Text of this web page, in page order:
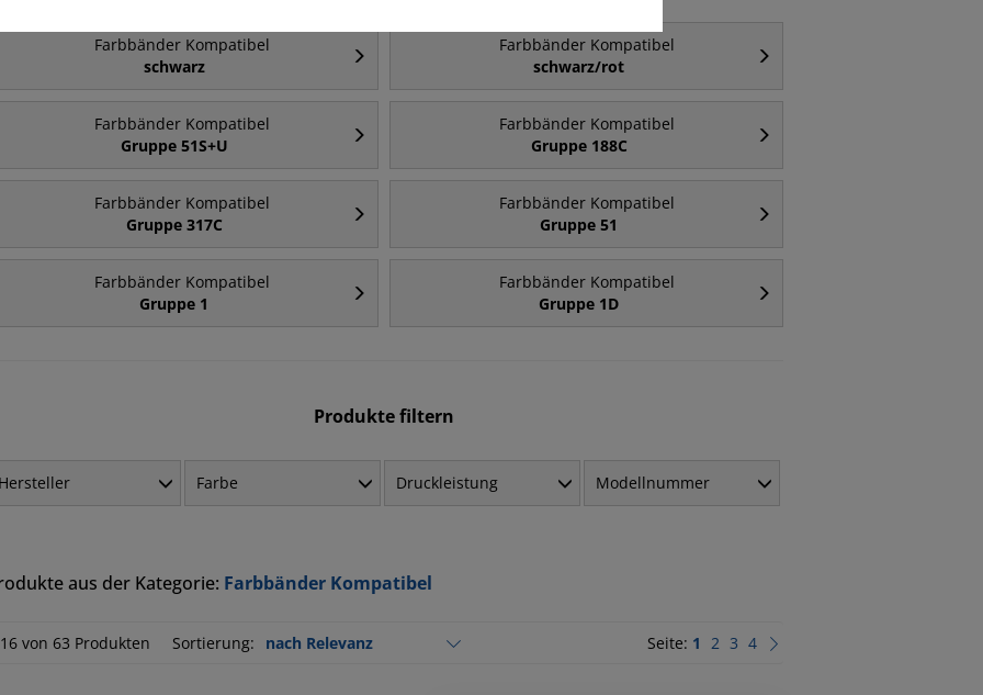
Farbbänder Kompatibel
schwarz
Farbbänder Kompatibel
schwarz/rot
Farbbänder Kompatibel
Gruppe 51S+U
Farbbänder Kompatibel
Gruppe 188C
Farbbänder Kompatibel
Gruppe 317C
Farbbänder Kompatibel
Gruppe 51
Farbbänder Kompatibel
Gruppe 1
Farbbänder Kompatibel
Gruppe 1D
Produkte filtern
Farbe Druckleistung Modellnummer
aus der Kategorie: Farbbänder Kompatibel
von 63 Produkten Sortierung: Seite: 1 2 3 4